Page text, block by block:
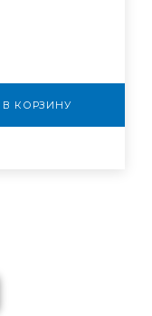
В КОРЗИНУ